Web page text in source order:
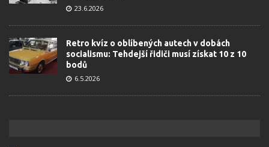
23.6.2026
Retro kvíz o oblíbených autech v dobách
socialismu: Tehdejší řidiči musí získat 10 z 10
bodů
6.5.2026